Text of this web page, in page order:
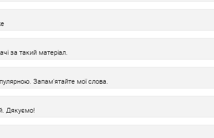
за такий матеріал.
Запам'ятайте мої слова.
Дякуємо!